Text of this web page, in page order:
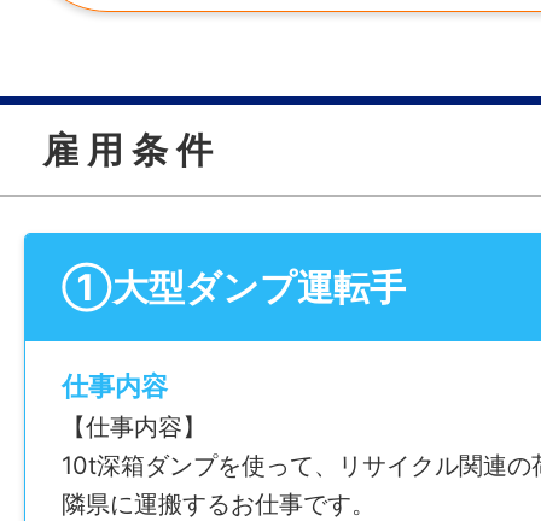
雇 用 条 件
①大型ダンプ運転手
仕事内容
【仕事内容】
10t深箱ダンプを使って、リサイクル関連の
隣県に運搬するお仕事です。